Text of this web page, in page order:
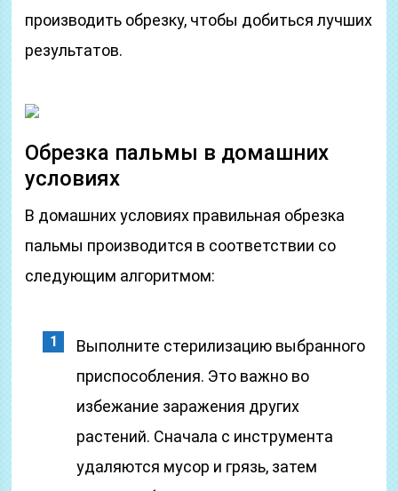
производить обрезку, чтобы добиться лучших
результатов.
Обрезка пальмы в домашних
условиях
В домашних условиях правильная обрезка
пальмы производится в соответствии со
следующим алгоритмом:
Выполните стерилизацию выбранного
приспособления. Это важно во
избежание заражения других
растений. Сначала с инструмента
удаляются мусор и грязь, затем